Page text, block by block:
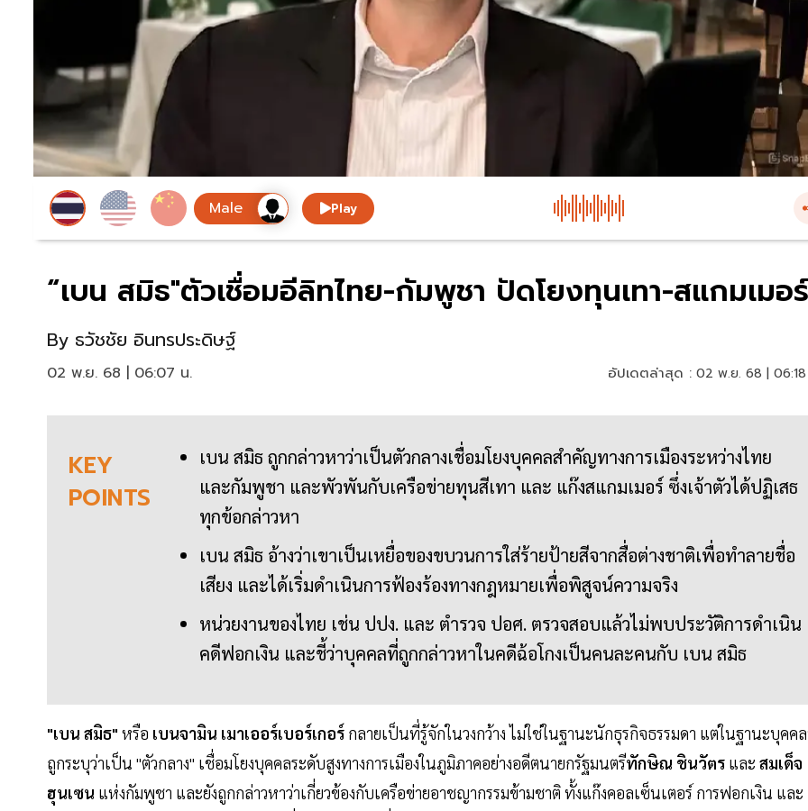
Play
“เบน สมิธ"ตัวเชื่อมอีลิทไทย-กัมพูชา ปัดโยงทุนเทา-สแกมเมอร์
By ธวัชชัย อินทรประดิษฐ์
02 พ.ย. 68 | 06:07 น. อัปเดตล่าสุด : 02 พ.ย. 68 |
KEY
POINTS
เบน สมิธ ถูกกล่าวหาว่าเป็นตัวกลางเชื่อมโยงบุคคลสำคัญทางการเมืองระหว่างไทย
และกัมพูชา และพัวพันกับเครือข่ายทุนสีเทา และ แก๊งสแกมเมอร์ ซึ่งเจ้าตัวได้ปฏิเสธ
ทุกข้อกล่าวหา
เบน สมิธ อ้างว่าเขาเป็นเหยื่อของขบวนการใส่ร้ายป้ายสีจากสื่อต่างชาติเพื่อทำลายชื่อ
เสียง และได้เริ่มดำเนินการฟ้องร้องทางกฎหมายเพื่อพิสูจน์ความจริง
หน่วยงานของไทย เช่น ปปง. และ ตำรวจ ปอศ. ตรวจสอบแล้วไม่พบประวัติการดำเนิน
คดีฟอกเงิน และชี้ว่าบุคคลที่ถูกกล่าวหาในคดีฉ้อโกงเป็นคนละคนกับ เบน สมิธ
"เบน สมิธ" หรือ เบนจามิน เมาเออร์เบอร์เกอร์ กลายเป็นที่รู้จักในวงกว้าง ไม่ใช่ในฐานะนักธุรกิจธรรมดา แต่ในฐานะบุคค
ถูกระบุว่าเป็น "ตัวกลาง" เชื่อมโยงบุคคลระดับสูงทางการเมืองในภูมิภาคอย่างอดีตนายกรัฐมนตรีทักษิณ ชินวัตร และ สมเด็จ
ฮุนเซน แห่งกัมพูชา และยังถูกกล่าวหาว่าเกี่ยวข้องกับเครือข่ายอาชญากรรมข้ามชาติ ทั้งแก๊งคอลเซ็นเตอร์ การฟอกเงิน และ